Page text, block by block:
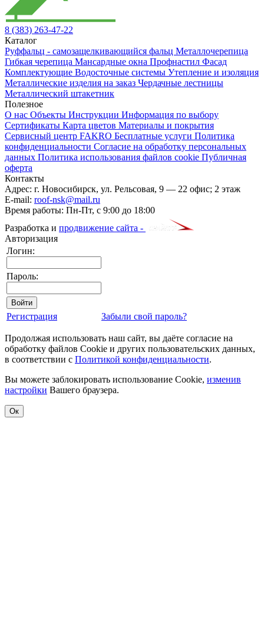
8 (383) 263-47-22
Каталог
Руффальц - самозащелкивающийся фальц Металлочерепица
Гибкая черепица Мансардные окна Профнастил Фасад
Комплектующие Водосточные системы Утепление и изоляция
Металлические изделия на заказ Чердачные лестницы
Металлический штакетник
Полезное
О нас Объекты Инструкции Информация по выбору
Сертификаты Карта цветов Материалы и покрытия
Сервисный центр FAKRO Бесплатные услуги Политика
конфиденциальности Согласие на обработку персональных
данных Политика использования файлов cookie Публичная
оферта
Контакты
Адрес: г. Новосибирск, ул. Рельсовая, 9 — 22 офис; 2 этаж
E-mail: roof-nsk@mail.ru
Время работы: Пн-Пт, с 9:00 до 18:00
Разработка и продвижение сайта -
Авторизация
Логин:
Пароль:
Регистрация Забыли свой пароль?
Продолжая использовать наш сайт, вы даёте согласие на
обработку файлов Cookie и других пользовательских данных,
в соответствии с Политикой конфиденциальности.
Вы можете заблокировать использование Cookie, изменив
настройки Вашего браузера.
Ок